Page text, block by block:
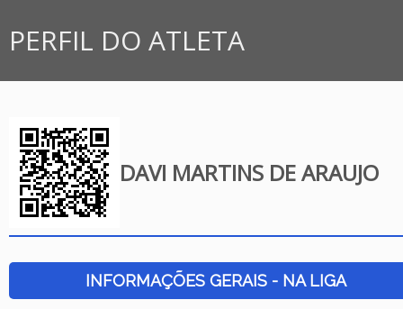
PERFIL DO ATLETA
DAVI MARTINS DE ARAUJO
INFORMAÇÕES GERAIS - NA LIGA